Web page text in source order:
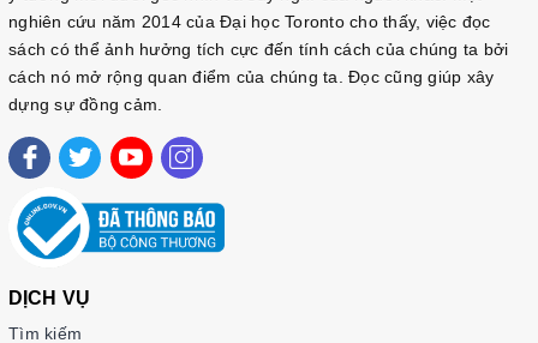
nghiên cứu năm 2014 của Đại học Toronto cho thấy, việc đọc
sách có thể ảnh hưởng tích cực đến tính cách của chúng ta bởi
cách nó mở rộng quan điểm của chúng ta. Đọc cũng giúp xây
dựng sự đồng cảm.
DỊCH VỤ
Tìm kiếm